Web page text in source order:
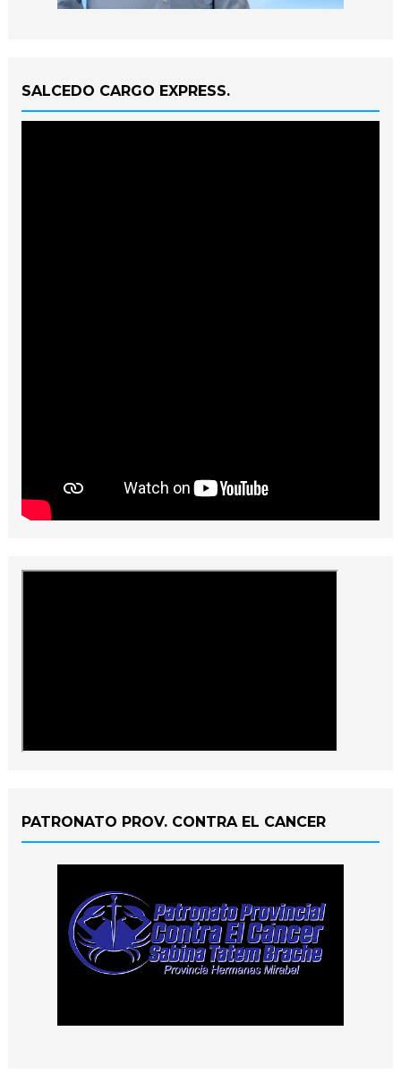
SALCEDO CARGO EXPRESS.
PATRONATO PROV. CONTRA EL CANCER